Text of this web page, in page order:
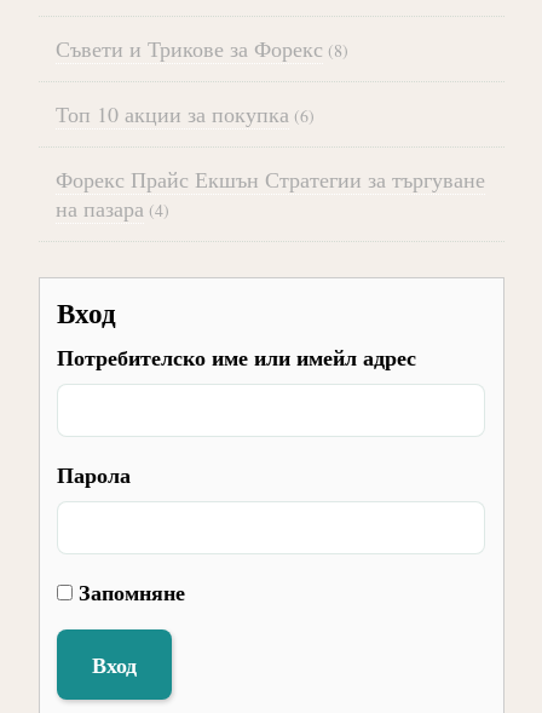
Съвети и Трикове за Форекс (8)
Топ 10 акции за покупка (6)
Форекс Прайс Екшън Стратегии за търгуване
на пазара (4)
Вход
Потребителско име или имейл адрес
Парола
Запомняне
Вход